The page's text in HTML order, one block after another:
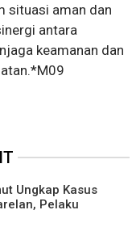
situasi aman dan
antara
keamanan dan
Ungkap Kasus
Pelaku